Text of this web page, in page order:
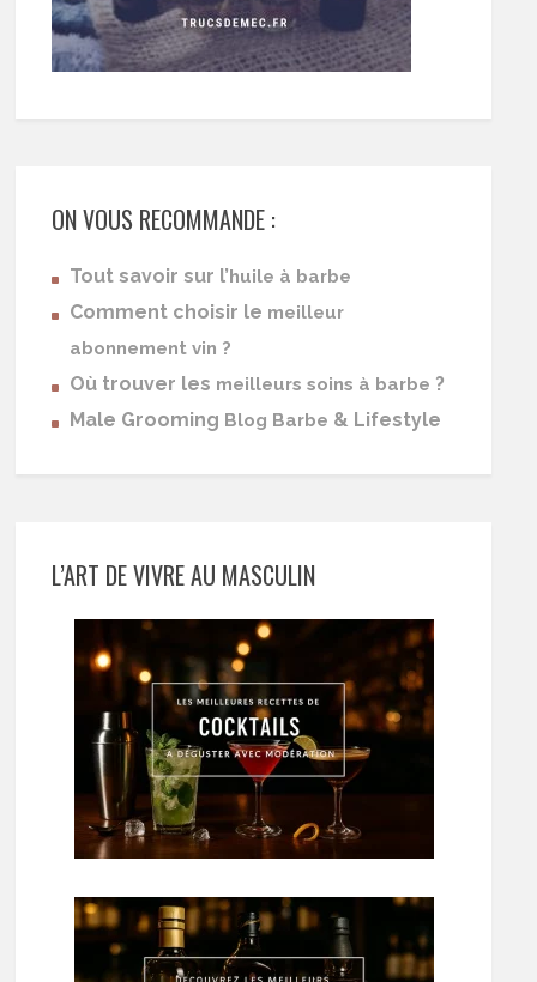
ON VOUS RECOMMANDE :
Tout savoir sur l’huile à barbe
Comment choisir le meilleur
abonnement vin ?
Où trouver les meilleurs soins à barbe ?
Male Grooming Blog Barbe & Lifestyle
L’ART DE VIVRE AU MASCULIN